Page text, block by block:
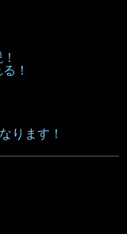
！
ります！